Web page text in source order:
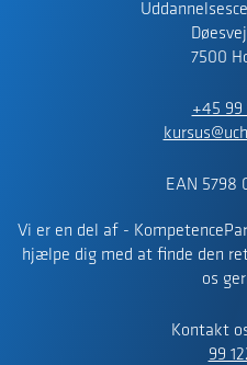
7500
+45 99
EAN 5798
Vi er en del af -
hjælpe dig med at finde den
os
Kontakt
99